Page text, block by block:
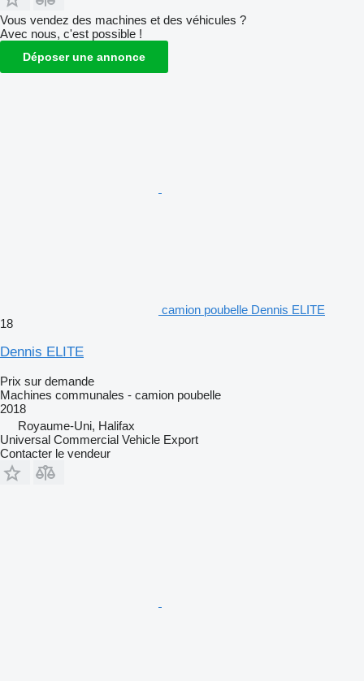
Vous vendez des machines et des véhicules ?
Avec nous, c'est possible !
Déposer une annonce
camion poubelle Dennis ELITE
18
Dennis ELITE
Prix sur demande
Machines communales - camion poubelle
2018
Royaume-Uni, Halifax
Universal Commercial Vehicle Export
Contacter le vendeur